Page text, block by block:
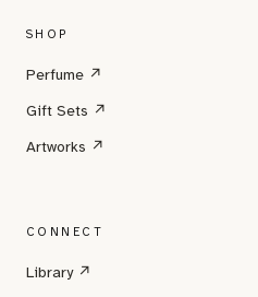
SHOP
Perfume ↗
Gift Sets ↗
Artworks ↗
CONNECT
Library ↗